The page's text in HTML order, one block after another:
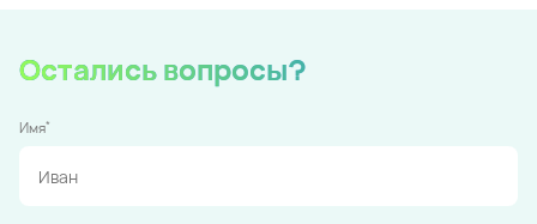
Остались вопросы?
Имя*